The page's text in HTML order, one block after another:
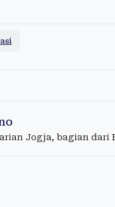
Jogja, bagian dari